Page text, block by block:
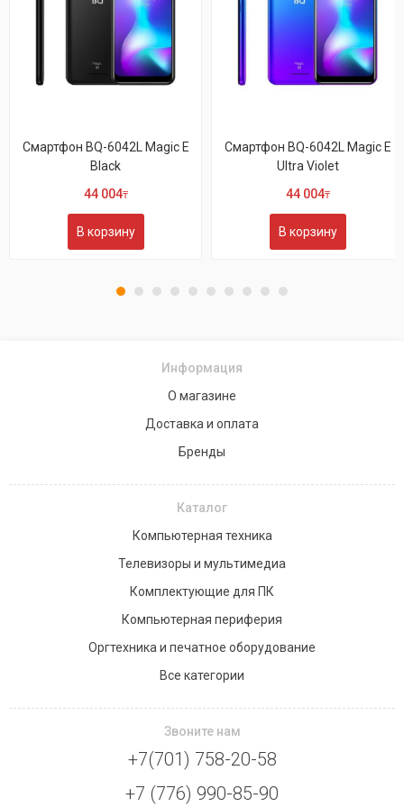
Смартфон BQ-6042L Magic E
Black
44 004₸
В корзину
Смартфон BQ-6042L Magic E
Ultra Violet
44 004₸
В корзину
Информация
О магазине
Доставка и оплата
Бренды
Каталог
Компьютерная техника
Телевизоры и мультимедиа
Комплектующие для ПК
Компьютерная периферия
Оргтехника и печатное оборудование
Все категории
Звоните нам
+7(701) 758-20-58
+7 (776) 990-85-90